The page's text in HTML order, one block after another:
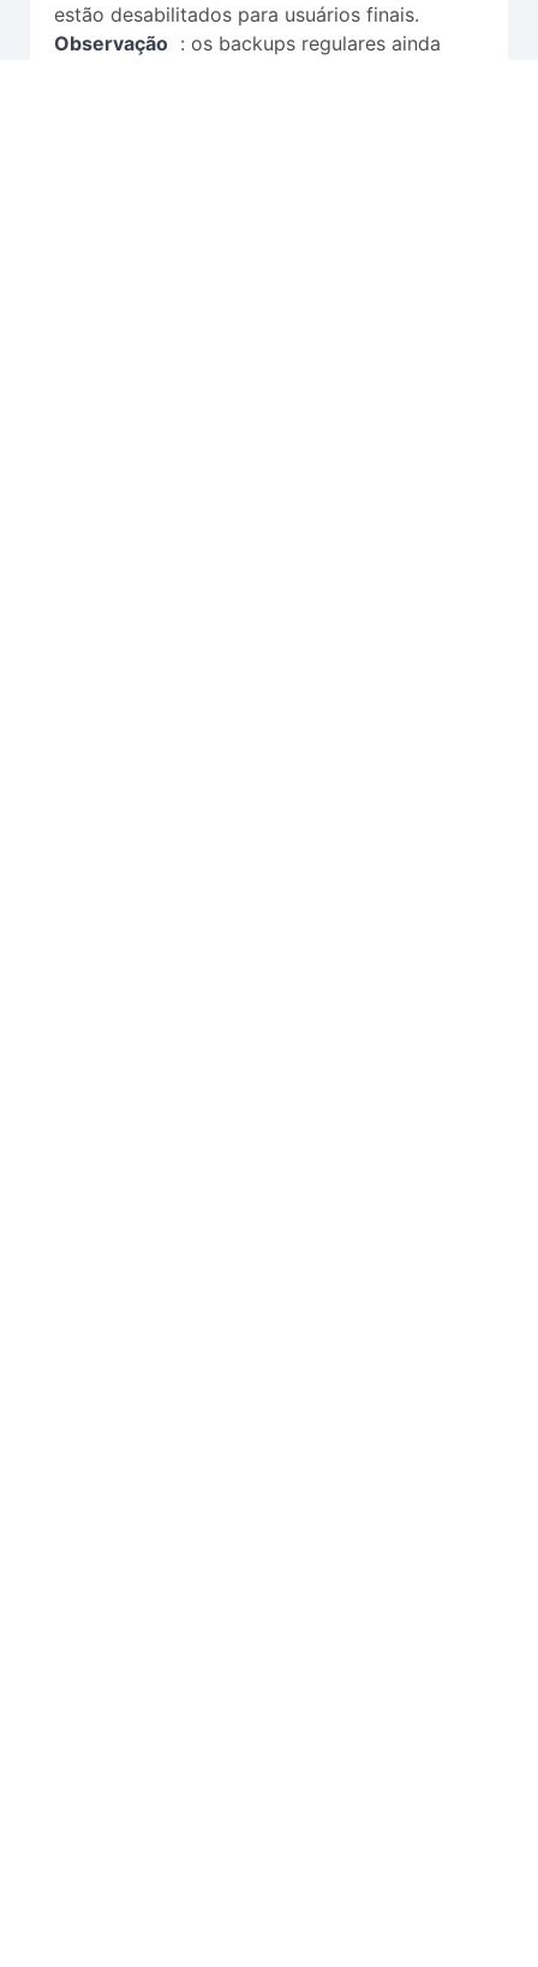
estão desabilitados para usuários finais.
Observação : os backups regulares ainda